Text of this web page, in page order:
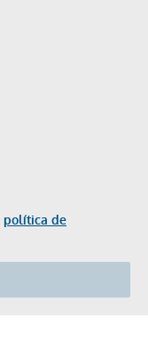
política de